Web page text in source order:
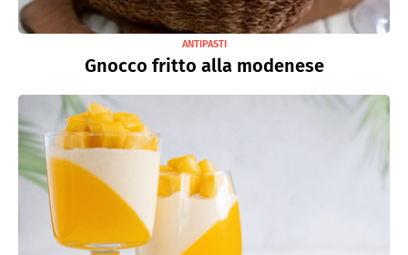
ANTIPASTI
Gnocco fritto alla modenese